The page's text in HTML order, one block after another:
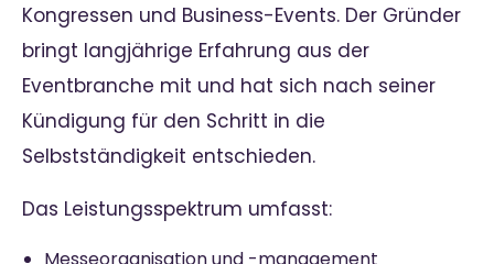
Kongressen und Business-Events. Der Gründer
bringt langjährige Erfahrung aus der
Eventbranche mit und hat sich nach seiner
Kündigung für den Schritt in die
Selbstständigkeit entschieden.
Das Leistungsspektrum umfasst:
Messeorganisation und -management